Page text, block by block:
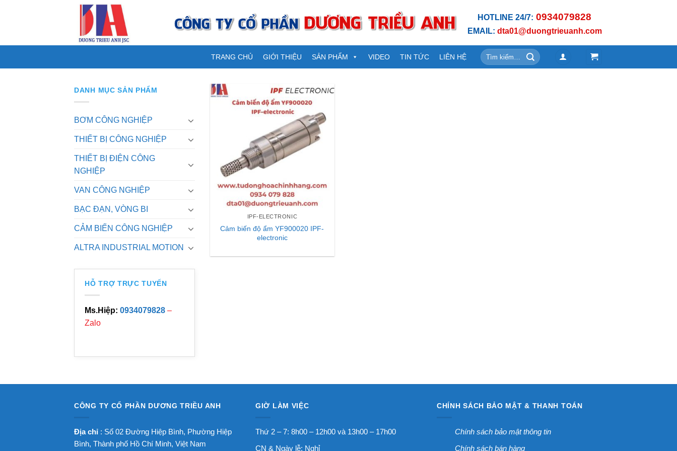
HOTLINE 24/7: 0934079828
EMAIL: dta01@duongtrieuanh.com
TRANG CHỦ GIỚI THIỆU SẢN PHẨM VIDEO TIN TỨC LIÊN HỆ
Tìm
kiếm:
DANH MỤC SẢN PHẨM
BƠM CÔNG NGHIỆP
THIẾT BỊ CÔNG NGHIỆP
THIẾT BỊ ĐIỆN CÔNG
NGHIỆP
VAN CÔNG NGHIỆP
BẠC ĐẠN, VÒNG BI
CẢM BIẾN CÔNG NGHIỆP
ALTRA INDUSTRIAL MOTION
HỖ TRỢ TRỰC TUYẾN
Ms.Hiệp: 0934079828 –
Zalo
IPF-ELECTRONIC
Cảm biến độ ẩm YF900020 IPF-
electronic
CÔNG TY CỔ PHẦN DƯƠNG TRIỀU ANH
Địa chỉ : Số 02 Đường Hiệp Bình, Phường Hiệp
Bình, Thành phố Hồ Chí Minh, Việt Nam
GIỜ LÀM VIỆC
Thứ 2 – 7: 8h00 – 12h00 và 13h00 – 17h00
CN & Ngày lễ: Nghỉ
CHÍNH SÁCH BẢO MẬT & THANH TOÁN
Chính sách bảo mật thông tin
Chính sách bán hàng